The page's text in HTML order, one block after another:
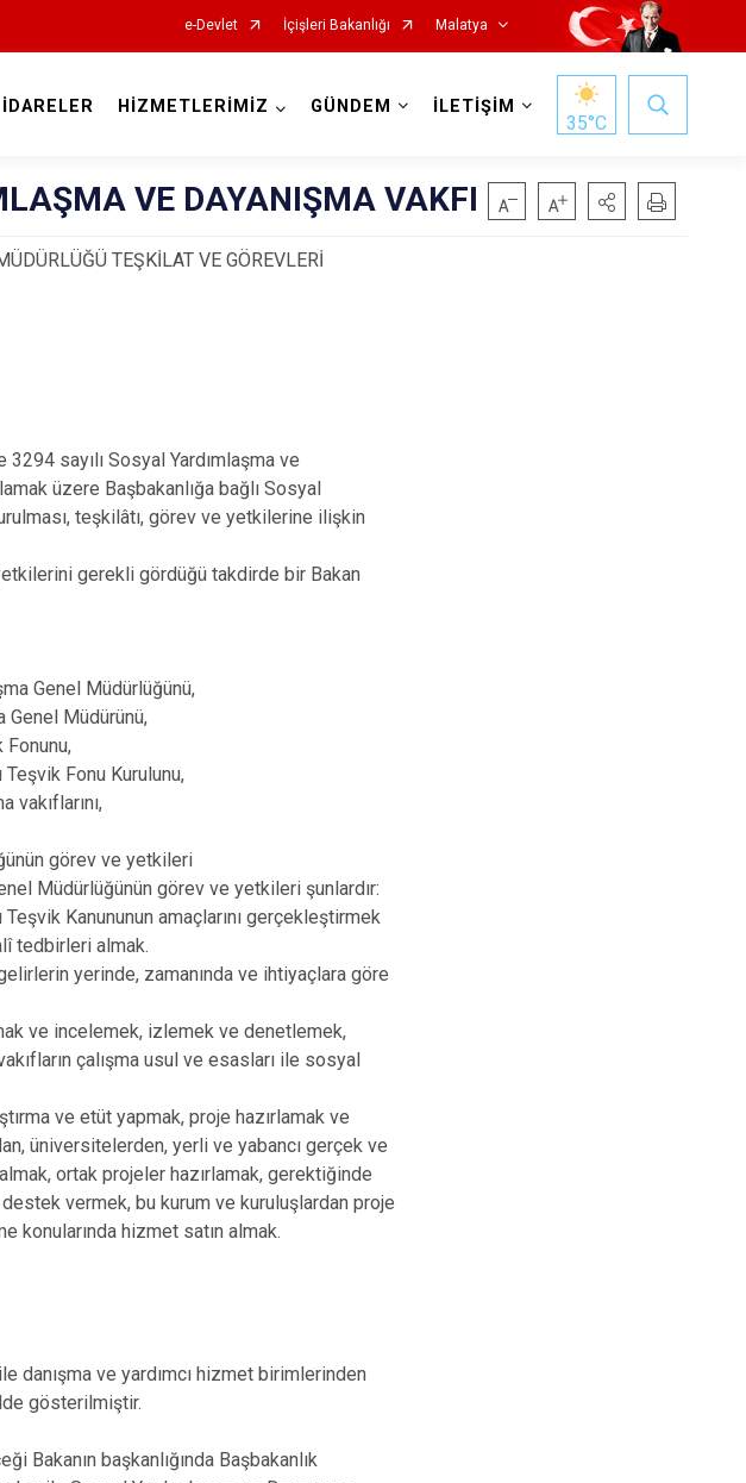
e-Devlet İçişleri Bakanlığı Malatya
Arguvan
Battalgazi
Darende
Doğanşehir
HİZMETLERİMİZ GÜNDEM İLETİŞİM
35°C
VE DAYANIŞMA VAKFI
TEŞKİLAT VE GÖREVLERİ
sayılı Sosyal Yardımlaşma ve
üzere Başbakanlığa bağlı Sosyal
teşkilâtı, görev ve yetkilerine ilişkin
gerekli gördüğü takdirde bir Bakan
Genel Müdürlüğünü,
Genel Müdürünü,
Fonunu,
Teşvik Fonu Kurulunu,
vakıflarını,
görev ve yetkileri
Müdürlüğünün görev ve yetkileri şunlardır:
Teşvik Kanununun amaçlarını gerçekleştirmek
tedbirleri almak.
yerinde, zamanında ve ihtiyaçlara göre
ve incelemek, izlemek ve denetlemek,
çalışma usul ve esasları ile sosyal
ve etüt yapmak, proje hazırlamak ve
üniversitelerden, yerli ve yabancı gerçek ve
ortak projeler hazırlamak, gerektiğinde
vermek, bu kurum ve kuruluşlardan proje
konularında hizmet satın almak.
danışma ve yardımcı hizmet birimlerinden
gösterilmiştir.
Bakanın başkanlığında Başbakanlık